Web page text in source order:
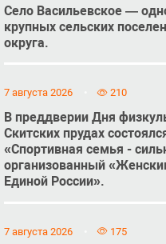
Село Васильевское —
крупных сельских
округа.
7 августа 2026 210
В преддверии Дня
Скитских прудах
«Спортивная семья -
организованный
Единой России».
7 августа 2026 175